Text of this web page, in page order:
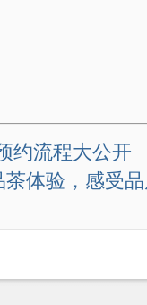
约流程大公开
体验，感受